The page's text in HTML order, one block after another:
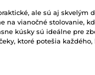
ale sú aj skvelým
na vianočné stolovanie,
kúsky sú ideálne pre
ktoré potešia každého,